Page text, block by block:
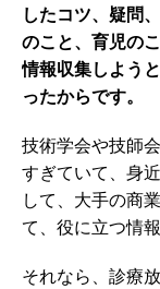
したコツ、疑問
のこと、育児の
情報収集しよう
ったからです。
技術学会や技師
すぎていて、身
して、大手の商
て、役に立つ情
それなら、診療